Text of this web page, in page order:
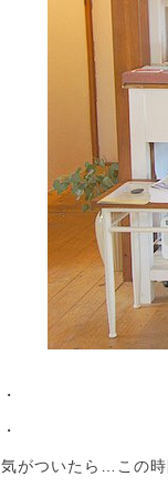
・
・
気がついたら…この